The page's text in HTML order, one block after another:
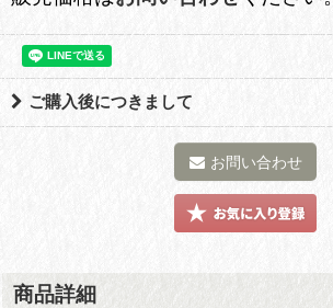
ご購入後につきまして
お問い合わせ
商品詳細